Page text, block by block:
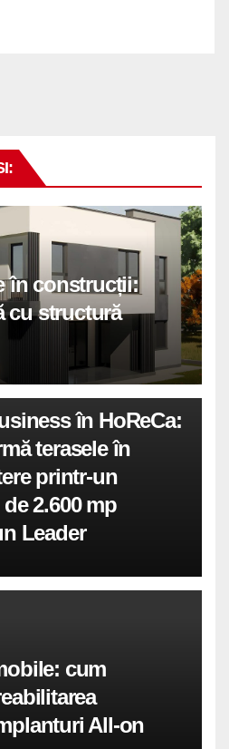
în construcții:
cu structură
în HoReCa:
terasele în
printr-un
2.600 mp
Leader
cum
All-on